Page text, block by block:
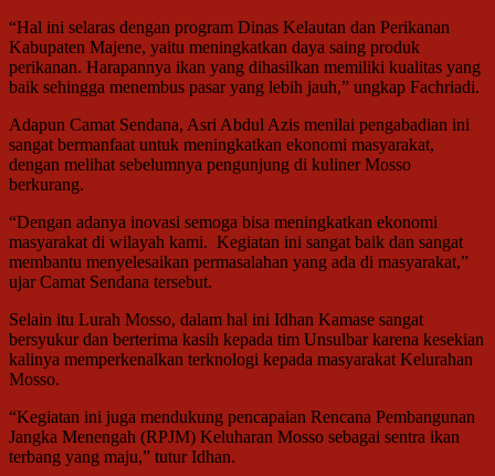
“Hal ini selaras dengan program Dinas Kelautan dan Perikanan
Kabupaten Majene, yaitu meningkatkan daya saing produk
perikanan. Harapannya ikan yang dihasilkan memiliki kualitas yang
baik sehingga menembus pasar yang lebih jauh,” ungkap Fachriadi.
Adapun Camat Sendana, Asri Abdul Azis menilai pengabadian ini
sangat bermanfaat untuk meningkatkan ekonomi masyarakat,
dengan melihat sebelumnya pengunjung di kuliner Mosso
berkurang.
“Dengan adanya inovasi semoga bisa meningkatkan ekonomi
masyarakat di wilayah kami. Kegiatan ini sangat baik dan sangat
membantu menyelesaikan permasalahan yang ada di masyarakat,”
ujar Camat Sendana tersebut.
Selain itu Lurah Mosso, dalam hal ini Idhan Kamase sangat
bersyukur dan berterima kasih kepada tim Unsulbar karena kesekian
kalinya memperkenalkan terknologi kepada masyarakat Kelurahan
Mosso.
“Kegiatan ini juga mendukung pencapaian Rencana Pembangunan
Jangka Menengah (RPJM) Keluharan Mosso sebagai sentra ikan
terbang yang maju,” tutur Idhan.